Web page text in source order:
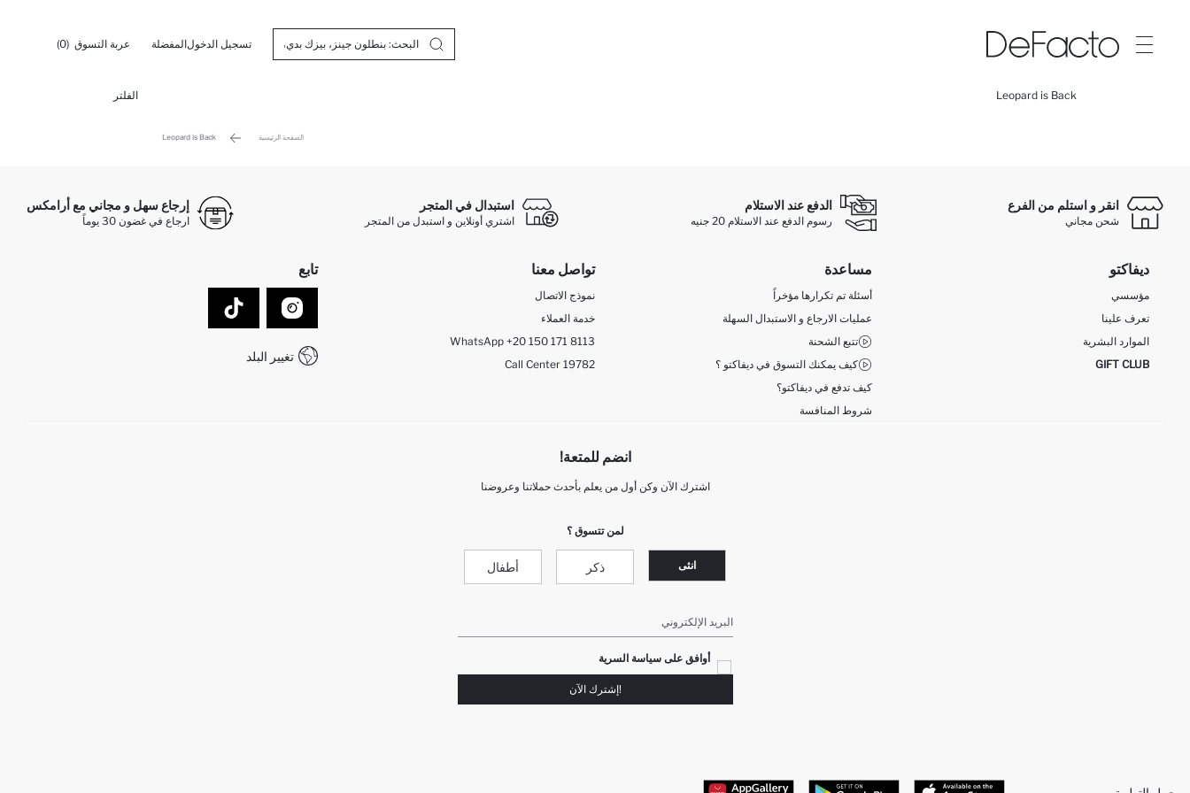
تسجيل الدخولالمفضلة عربة التسوق (0)
Leopard is Back الفلتر
الصفحة الرئيسية Leopard is Back
انقر و استلم من الفرع
شحن مجاني
الدفع عند الاستلام
رسوم الدفع عند الاستلام 20 جنيه
استبدال في المتجر
اشتري أونلاين و استبدل من المتجر
إرجاع سهل و مجاني مع أرامكس
ارجاع في غضون 30 يوماً
ديفاكتو
مؤسسي
تعرف علينا
الموارد البشرية
GIFT CLUB
مساعدة
أسئلة تم تكرارها مؤخراً
عمليات الارجاع و الاستبدال السهلة
تتبع الشحنة
كيف يمكنك التسوق في ديفاكتو ؟
كيف تدفع في ديفاكتو؟
شروط المنافسة
تواصل معنا
نموذج الاتصال
خدمة العملاء
WhatsApp +20 150 171 8113
Call Center 19782
تابع
تغيير البلد
انضم للمتعة!
اشترك الآن وكن أول من يعلم بأحدث حملاتنا وعروضنا
لمن تتسوق ؟
انثى ذكر أطفال
البريد الإلكتروني
أوافق على سياسة السرية
!إشترك الآن